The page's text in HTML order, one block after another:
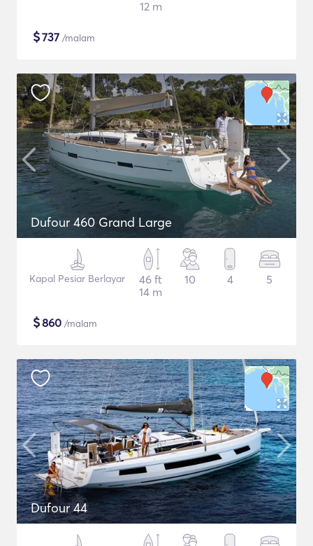
12 m
$737 /malam
Dufour 460 Grand Large
Kapal Pesiar Berlayar
46 ft
14 m
10 4 5
$860 /malam
Dufour 44